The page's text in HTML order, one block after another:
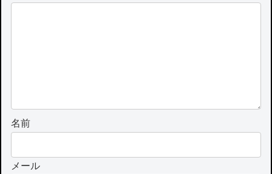
名前
メール